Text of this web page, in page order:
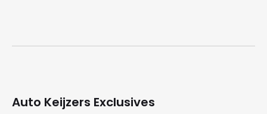
Auto Keijzers Exclusives